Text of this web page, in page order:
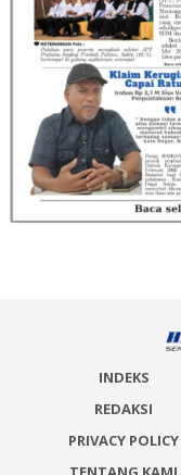
INDEKS
REDAKSI
PRIVACY POLICY